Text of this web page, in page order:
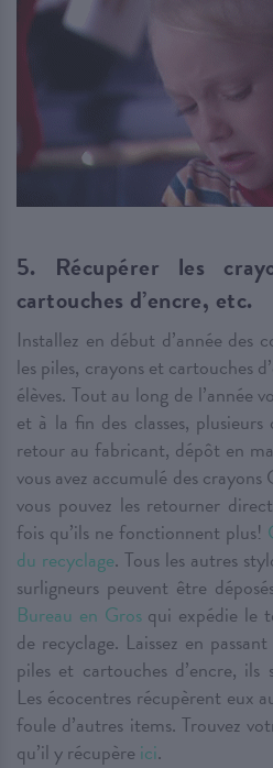
5. Récupérer les
cartouches d’encre, etc.
Installez en début d’année des
les piles, crayons et cartouches
élèves. Tout au long de l’année
et à la fin des classes,
retour au fabricant, dépôt en
vous avez accumulé des crayons
vous pouvez les retourner
fois qu’ils ne fonctionnent plus!
du recyclage. Tous les autres
surligneurs peuvent être
Bureau en Grosqui expédie le
de recyclage. Laissez en
piles et cartouches d’encre, ils
Les écocentres récupèrent eux
foule d’autres items. Trouvez
qu’il y récupère ici.